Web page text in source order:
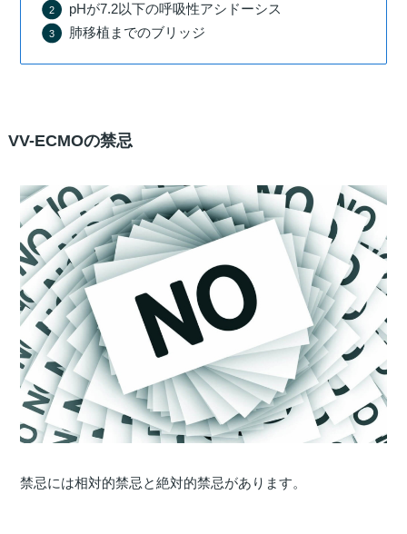
pHが7.2以下の呼吸性アシドーシス
肺移植までのブリッジ
VV-ECMOの禁忌
禁忌には相対的禁忌と絶対的禁忌があります。